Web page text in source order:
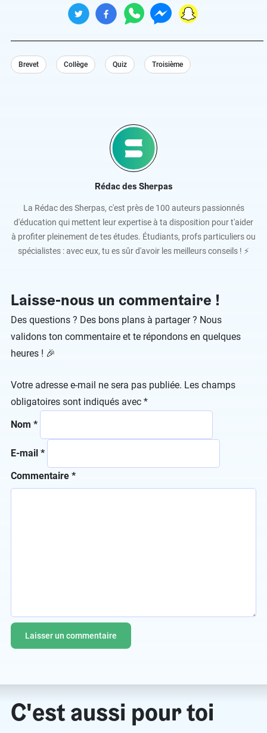
Rédac des Sherpas
La Rédac des Sherpas, c'est près de 100 auteurs passionnés
d'éducation qui mettent leur expertise à ta disposition pour t'aider
à profiter pleinement de tes études. Étudiants, profs particuliers ou
spécialistes : avec eux, tu es sûr d'avoir les meilleurs conseils ! ⚡️
Brevet Collège Quiz Troisième
Laisse-nous un commentaire !
Des questions ? Des bons plans à partager ? Nous
validons ton commentaire et te répondons en quelques
heures ! 🎉
Votre adresse e-mail ne sera pas publiée. Les champs
obligatoires sont indiqués avec *
Commentaire *
Nom *
E-mail *
C'est aussi pour toi